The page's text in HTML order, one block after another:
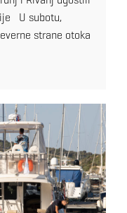
U subotu,
strane otoka